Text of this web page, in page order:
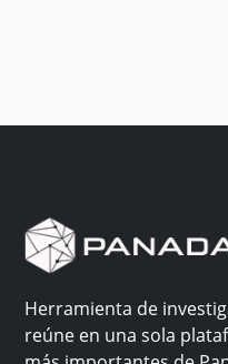
Herramienta de
reúne en una sola